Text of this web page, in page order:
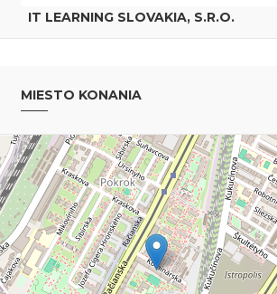
IT LEARNING SLOVAKIA, S.R.O.
MIESTO KONANIA